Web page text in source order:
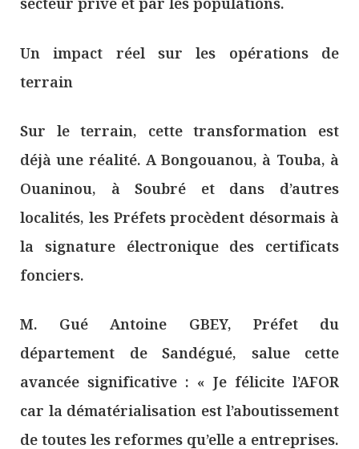
Un impact réel sur les opérations de
terrain
Sur le terrain, cette transformation est
déjà une réalité. A Bongouanou, à Touba, à
Ouaninou, à Soubré et dans d’autres
localités, les Préfets procèdent désormais à
la signature électronique des certificats
fonciers.
M. Gué Antoine GBEY, Préfet du
département de Sandégué, salue cette
avancée significative : « Je félicite l’AFOR
car la dématérialisation est l’aboutissement
de toutes les reformes qu’elle a entreprises.